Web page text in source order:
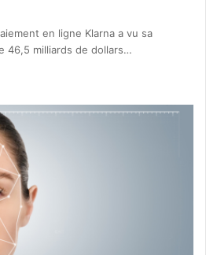
en ligne Klarna a vu sa
46,5 milliards de dollars…